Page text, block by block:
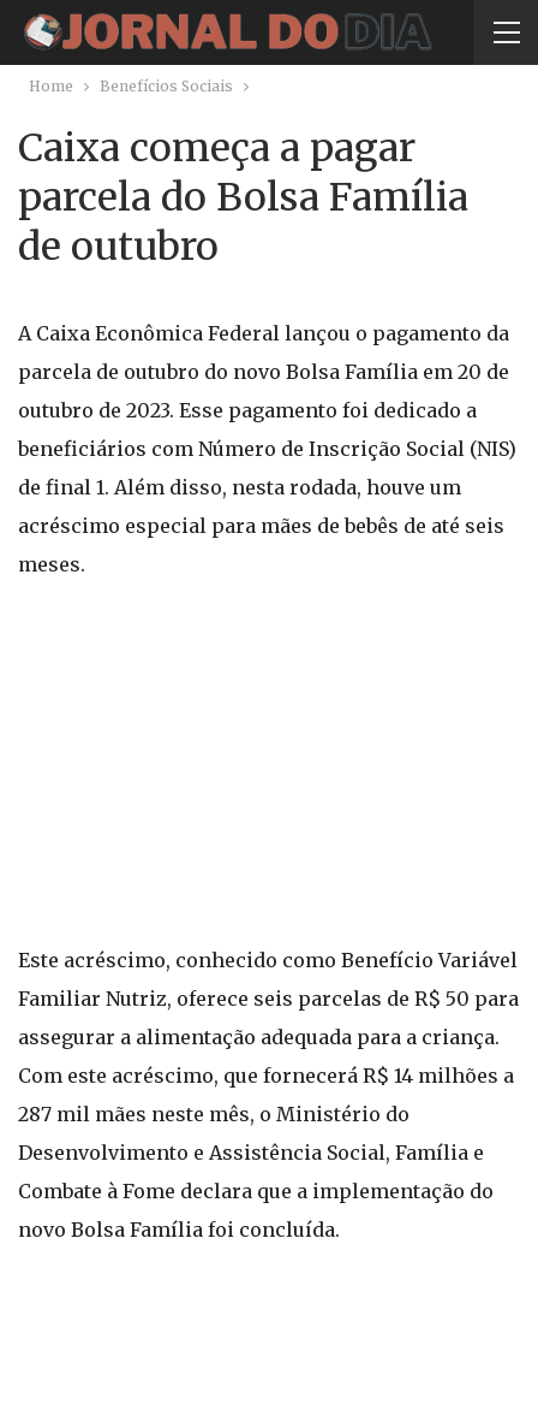
Home Benefícios Sociais
Caixa começa a pagar
parcela do Bolsa Família
de outubro
A Caixa Econômica Federal lançou o pagamento da
parcela de outubro do novo Bolsa Família em 20 de
outubro de 2023. Esse pagamento foi dedicado a
beneficiários com Número de Inscrição Social (NIS)
de final 1. Além disso, nesta rodada, houve um
acréscimo especial para mães de bebês de até seis
meses.
Este acréscimo, conhecido como Benefício Variável
Familiar Nutriz, oferece seis parcelas de R$ 50 para
assegurar a alimentação adequada para a criança.
Com este acréscimo, que fornecerá R$ 14 milhões a
287 mil mães neste mês, o Ministério do
Desenvolvimento e Assistência Social, Família e
Combate à Fome declara que a implementação do
novo Bolsa Família foi concluída.